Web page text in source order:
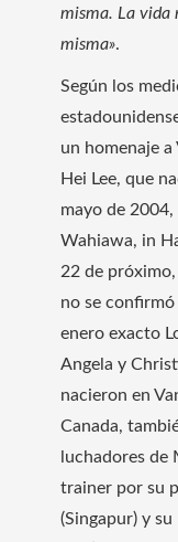
misma. La vida
misma».
Según los
un homenaje
Hei Lee, que
mayo de
Wahiawa, in
22 de
no se
enero exacto
Angela y
nacieron en
Canada,
luchadores de
trainer por su
(Singapur) y